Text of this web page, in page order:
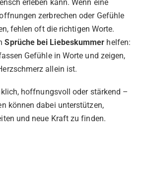
erleben kann. Wenn eine
zerbrechen oder Gefühle
fehlen oft die richtigen Worte.
Sprüche bei Liebeskummer helfen:
Gefühle in Worte und zeigen,
allein ist.
hoffnungsvoll oder stärkend –
können dabei unterstützen,
und neue Kraft zu finden.